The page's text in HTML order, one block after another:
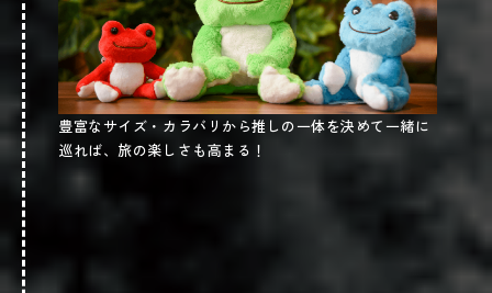
風営法により、18歳未満の遊戯は不可。
下呂観光倶楽部 テルマエ射的
場所
岐阜県下呂市湯之島547-7 2階(Google map
)
営業時間
13時～17時 土：13時～18時日：13時～20時
定休日
水休
豊富なサイズ・カラバリから推しの一体を決めて一緒に
巡れば、旅の楽しさも高まる！